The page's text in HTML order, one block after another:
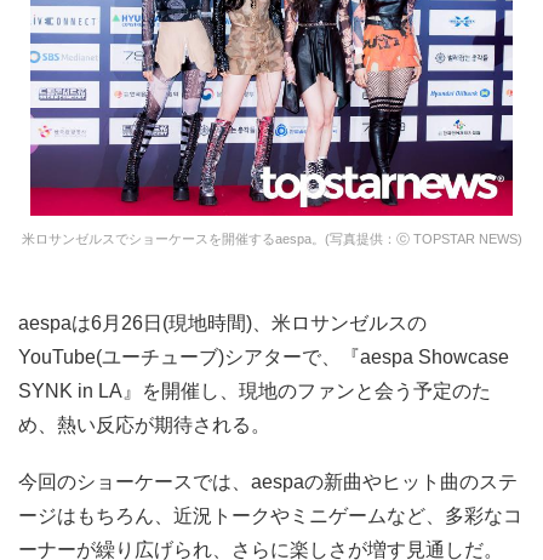
米ロサンゼルスでショーケースを開催するaespa。(写真提供：ⓒ TOPSTAR NEWS)
aespaは6月26日(現地時間)、米ロサンゼルスの
YouTube(ユーチューブ)シアターで、『aespa Showcase
SYNK in LA』を開催し、現地のファンと会う予定のた
め、熱い反応が期待される。
今回のショーケースでは、aespaの新曲やヒット曲のステ
ージはもちろん、近況トークやミニゲームなど、多彩なコ
ーナーが繰り広げられ、さらに楽しさが増す見通しだ。